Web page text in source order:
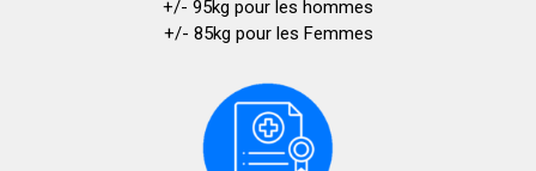
+/- 95kg pour les hommes
+/- 85kg pour les Femmes